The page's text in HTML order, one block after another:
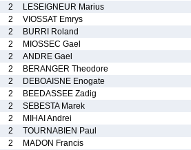
2
LESEIGNEUR Marius
2
VIOSSAT Emrys
2
BURRI Roland
2
MIOSSEC Gael
2
ANDRE Gael
2
BERANGER Theodore
2
DEBOAISNE Enogate
2
BEEDASSEE Zadig
2
SEBESTA Marek
2
MIHAI Andrei
2
TOURNABIEN Paul
2
MADON Francis